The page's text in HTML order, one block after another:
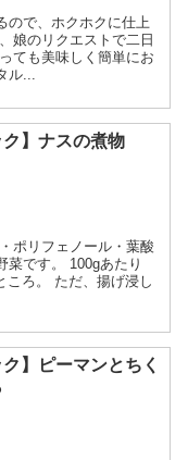
ので、ホクホクに仕上
娘のリクエストで二日
ても美味しく簡単にお
...
ク】ナスの煮物
ポリフェノール・葉酸
菜です。 100gあたり
ころ。 ただ、揚げ浸し
ク】ピーマンとちく